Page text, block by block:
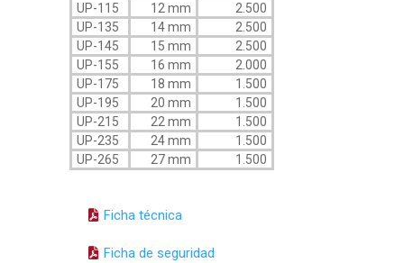
UP-115
12 mm
2.500
UP-135
14 mm
2.500
UP-145
15 mm
2.500
UP-155
16 mm
2.000
UP-175
18 mm
1.500
UP-195
20 mm
1.500
UP-215
22 mm
1.500
UP-235
24 mm
1.500
UP-265
27 mm 1.500
Ficha técnica
Ficha de seguridad